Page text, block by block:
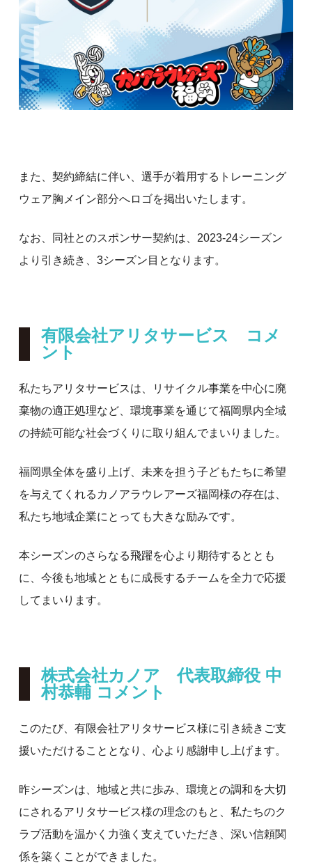
また、契約締結に伴い、選手が着用するトレーニング
ウェア胸メイン部分へロゴを掲出いたします。
なお、同社とのスポンサー契約は、2023-24シーズン
より引き続き、3シーズン目となります。
有限会社アリタサービス コメ
ント
私たちアリタサービスは、リサイクル事業を中心に廃
棄物の適正処理など、環境事業を通じて福岡県内全域
の持続可能な社会づくりに取り組んでまいりました。
福岡県全体を盛り上げ、未来を担う子どもたちに希望
を与えてくれるカノアラウレアーズ福岡様の存在は、
私たち地域企業にとっても大きな励みです。
本シーズンのさらなる飛躍を心より期待するととも
に、今後も地域とともに成長するチームを全力で応援
してまいります。
株式会社カノア 代表取締役 中
村恭輔 コメント
このたび、有限会社アリタサービス様に引き続きご支
援いただけることとなり、心より感謝申し上げます。
昨シーズンは、地域と共に歩み、環境との調和を大切
にされるアリタサービス様の理念のもと、私たちのク
ラブ活動を温かく力強く支えていただき、深い信頼関
係を築くことができました。